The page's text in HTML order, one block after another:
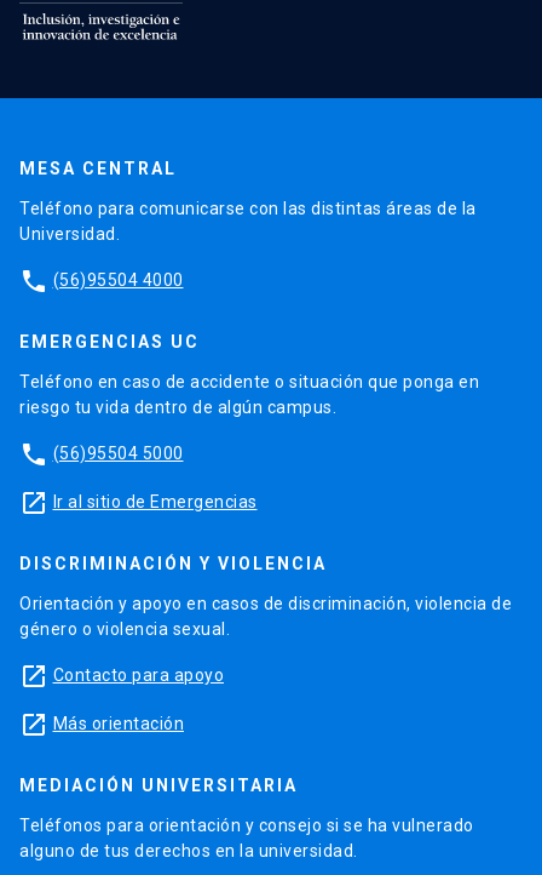
MESA CENTRAL
Teléfono para comunicarse con las distintas áreas de la
Universidad.
phone (56)95504 4000
EMERGENCIAS UC
Teléfono en caso de accidente o situación que ponga en
riesgo tu vida dentro de algún campus.
phone (56)95504 5000
launch Ir al sitio de Emergencias
DISCRIMINACIÓN Y VIOLENCIA
Orientación y apoyo en casos de discriminación, violencia de
género o violencia sexual.
launch Contacto para apoyo
launch Más orientación
MEDIACIÓN UNIVERSITARIA
Teléfonos para orientación y consejo si se ha vulnerado
alguno de tus derechos en la universidad.